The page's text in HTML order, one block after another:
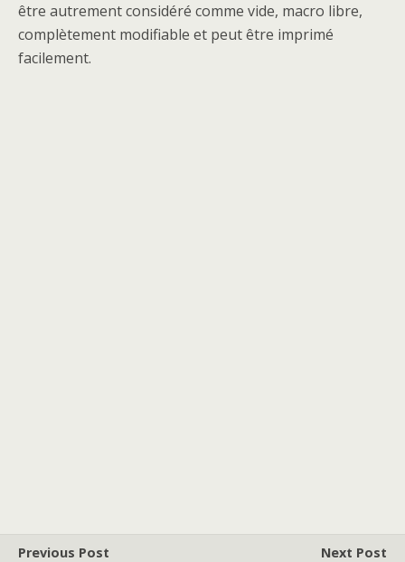
être autrement considéré comme vide, macro libre,
complètement modifiable et peut être imprimé
facilement.
Previous Post
Next Post